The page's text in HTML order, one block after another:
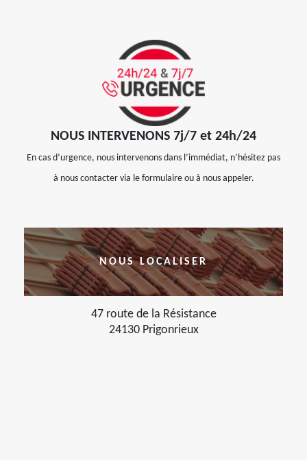
NOUS INTERVENONS 7j/7 et 24h/24
En cas d’urgence, nous intervenons dans l’immédiat, n’hésitez pas
à nous contacter via le formulaire ou à nous appeler.
NOUS LOCALISER
47 route de la Résistance
24130 Prigonrieux